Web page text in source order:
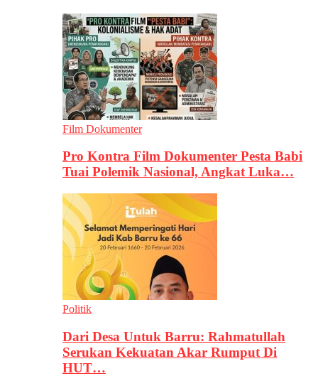
Film Dokumenter
Pro Kontra Film Dokumenter Pesta Babi
Tuai Polemik Nasional, Angkat Luka…
Politik
Dari Desa Untuk Barru: Rahmatullah
Serukan Kekuatan Akar Rumput Di
HUT…